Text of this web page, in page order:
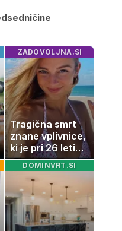
ZADOVOLJNA.SI
Tragična smrt
znane vplivnice,
ki je pri 26 letih
izgubila boj z
boleznijo
DOMINVRT.SI